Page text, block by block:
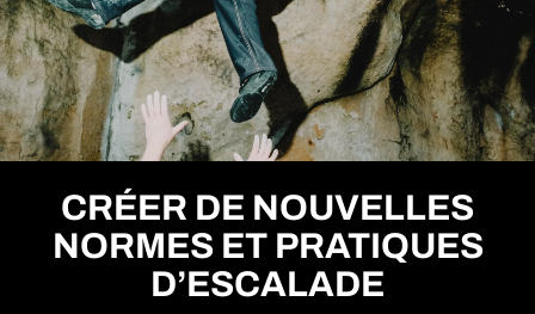
CRÉER DE NOUVELLES
NORMES ET PRATIQUES
D’ESCALADE